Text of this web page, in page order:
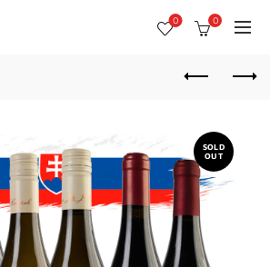
0 0
SOLD
OUT